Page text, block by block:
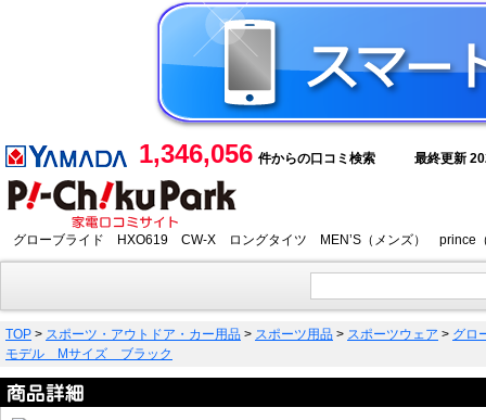
1,346,056 件からの口コミ検索 最終更新
グローブライド HXO619 CW-X ロングタイツ MEN’S（メンズ） prince
TOP > スポーツ・アウトドア・カー用品 > スポーツ用品 > スポーツウェア > グロ
モデル Mサイズ ブラック